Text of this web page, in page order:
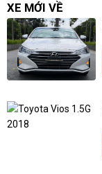
XE MỚI VỀ